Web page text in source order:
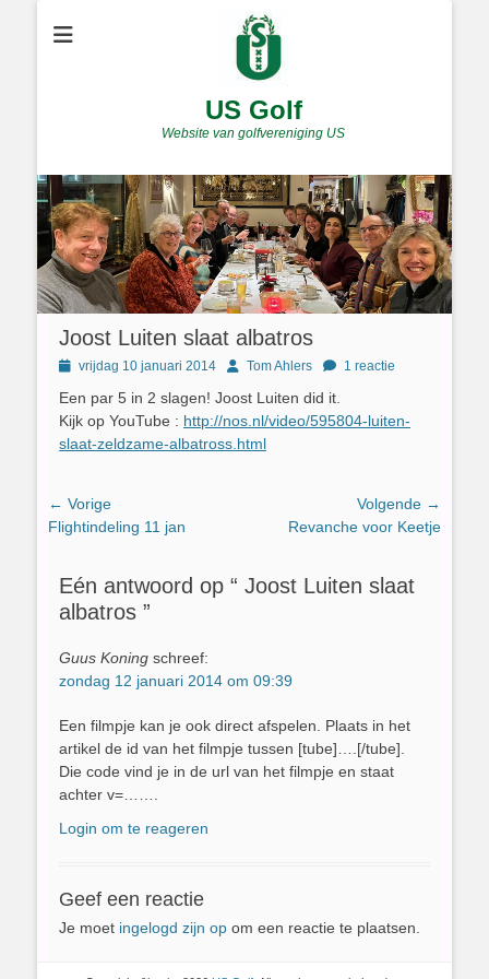
US Golf
Website van golfvereniging US
Joost Luiten slaat albatros
Geplaatst
vrijdag 10 januari 2014 AuthorTom Ahlers 1 reactie
Een par 5 in 2 slagen! Joost Luiten did it.
Kijk op YouTube : http://nos.nl/video/595804-luiten-
slaat-zeldzame-albatross.html
Bericht
navigatie
← Vorige
Vorig
Flightindeling 11 jan
Volgende →
VolgendRevanche voor Keetje
Eén antwoord op “ Joost Luiten slaat
albatros ”
Guus Koning schreef:
zondag 12 januari 2014 om 09:39
Een filmpje kan je ook direct afspelen. Plaats in het
artikel de id van het filmpje tussen [tube]….[/tube].
Die code vind je in de url van het filmpje en staat
achter v=…….
Login om te reageren
Geef een reactie
Je moet ingelogd zijn op om een reactie te plaatsen.